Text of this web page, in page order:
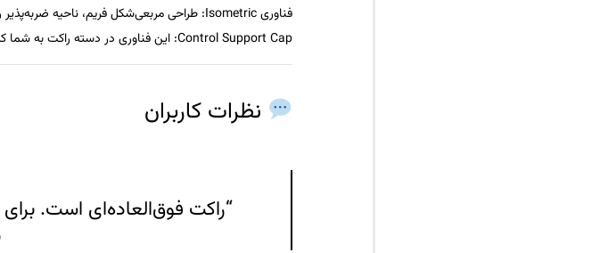
فناوری Isometric
: طراحی مربعی‌شکل فریم، ناحیه
Control Support Cap: این فناوری در دسته راکت به
نظرات کاربران
“راکت فوق‌العاده‌ای است.